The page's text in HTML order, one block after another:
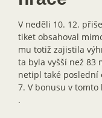
V neděli 10. 12.
tiket obsahoval
mu totiž zajistila
ta byla vyšší než 83
netipl také poslední
7. V bonusu v
.